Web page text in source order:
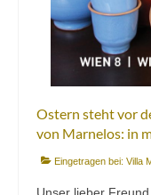
Ostern steht vor
von Marnelos: in
Eingetragen bei: Villa